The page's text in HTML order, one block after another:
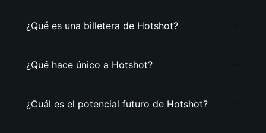
¿Qué es una billetera de Hotshot?
¿Qué hace único a Hotshot?
¿Cuál es el potencial futuro de Hotshot?